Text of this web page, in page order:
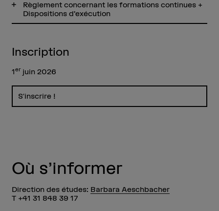
Règlement concernant les formations continues +
Dispositions d’exécution
Inscription
1erjuin 2026
S'inscrire !
Où s’informer
Direction des études: Barbara Aeschbacher
T +41 31 848 39 17